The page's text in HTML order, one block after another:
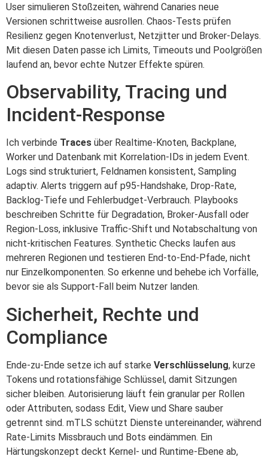
User simulieren Stoßzeiten, während Canaries neue
Versionen schrittweise ausrollen. Chaos-Tests prüfen
Resilienz gegen Knotenverlust, Netzjitter und Broker-Delays.
Mit diesen Daten passe ich Limits, Timeouts und Poolgrößen
laufend an, bevor echte Nutzer Effekte spüren.
Observability, Tracing und
Incident-Response
Ich verbinde Traces über Realtime-Knoten, Backplane,
Worker und Datenbank mit Korrelation-IDs in jedem Event.
Logs sind strukturiert, Feldnamen konsistent, Sampling
adaptiv. Alerts triggern auf p95-Handshake, Drop-Rate,
Backlog-Tiefe und Fehlerbudget-Verbrauch. Playbooks
beschreiben Schritte für Degradation, Broker-Ausfall oder
Region-Loss, inklusive Traffic-Shift und Notabschaltung von
nicht-kritischen Features. Synthetic Checks laufen aus
mehreren Regionen und testieren End-to-End-Pfade, nicht
nur Einzelkomponenten. So erkenne und behebe ich Vorfälle,
bevor sie als Support-Fall beim Nutzer landen.
Sicherheit, Rechte und
Compliance
Ende-zu-Ende setze ich auf starke Verschlüsselung, kurze
Tokens und rotationsfähige Schlüssel, damit Sitzungen
sicher bleiben. Autorisierung läuft fein granular per Rollen
oder Attributen, sodass Edit, View und Share sauber
getrennt sind. mTLS schützt Dienste untereinander, während
Rate-Limits Missbrauch und Bots eindämmen. Ein
Härtungskonzept deckt Kernel- und Runtime-Ebene ab,